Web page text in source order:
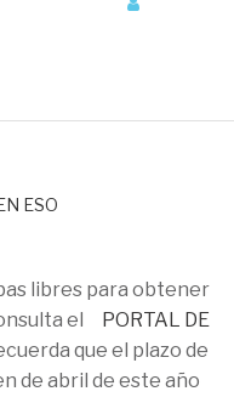
ESO
libres para obtener
el PORTAL DE
que el plazo de
de abril de este año